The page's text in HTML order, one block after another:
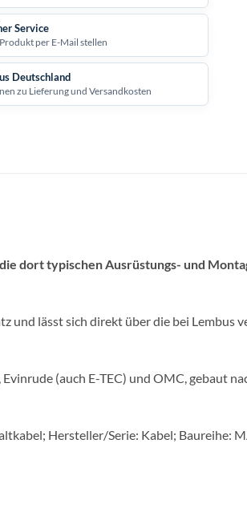
Service
per E-Mail stellen
Deutschland
zu Lieferung und Versandkosten
dort typischen Ausrüstungs- und
und lässt sich direkt über die bei Lembus
(auch E-TEC) und OMC, gebaut
Hersteller/Serie: Kabel; Baureihe: